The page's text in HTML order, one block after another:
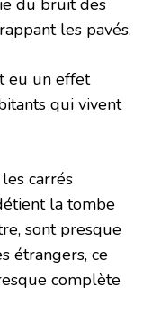
les pavés.
eu un effet
qui vivent
carrés
la tombe
sont presque
étrangers, ce
complète